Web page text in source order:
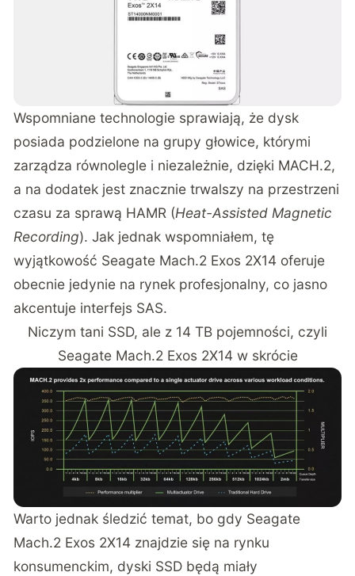
Wspomniane technologie sprawiają, że dysk
posiada podzielone na grupy głowice, którymi
zarządza równolegle i niezależnie, dzięki MACH.2,
a na dodatek jest znacznie trwalszy na przestrzeni
czasu za sprawą HAMR (Heat-Assisted Magnetic
Recording). Jak jednak wspomniałem, tę
wyjątkowość Seagate Mach.2 Exos 2X14 oferuje
obecnie jedynie na rynek profesjonalny, co jasno
akcentuje interfejs SAS.
Niczym tani SSD, ale z 14 TB pojemności, czyli
Seagate Mach.2 Exos 2X14 w skrócie
Warto jednak śledzić temat, bo gdy Seagate
Mach.2 Exos 2X14 znajdzie się na rynku
konsumenckim, dyski SSD będą miały